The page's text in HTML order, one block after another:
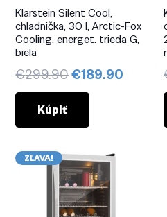
Klarstein Silent Cool,
chladnička, 30 l, Arctic-Fox
Cooling, energet. trieda G,
biela
€299.90Pôvodná
cena
€299.90.
€189.90
Kúpiť
ZĽAVA!